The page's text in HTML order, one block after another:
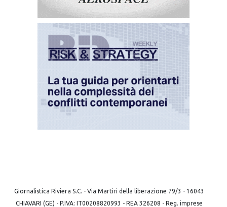
Giornalistica Riviera S.C. - Via Martiri della liberazione 79/3 - 16043
CHIAVARI (GE) - P.IVA: IT00208820993 - REA 326208 - Reg. imprese